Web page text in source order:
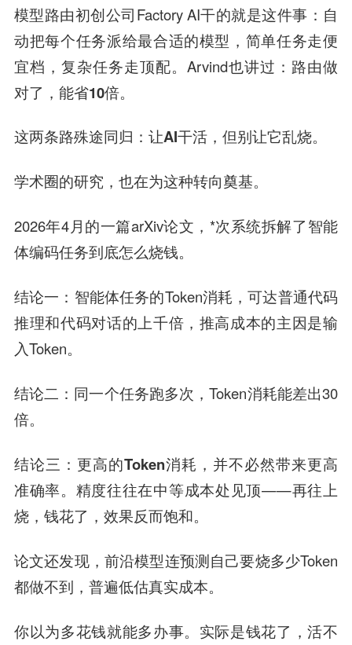
模型路由初创公司Factory AI干的就是这件事：自
动把每个任务派给最合适的模型，简单任务走便
宜档，复杂任务走顶配。Arvind也讲过： 路由做
对了，能省10倍。
这两条路殊途同归： 让AI干活，但别让它乱烧。
学术圈的研究，也在为这种转向奠基。
2026年4月的一篇arXiv论文，*次系统拆解了智能
体编码任务到底怎么烧钱。
结论一：智能体任务的Token消耗，可达普通代码
推理和代码对话的上千倍，推高成本的主因是输
入Token。
结论二 ：同一个任务跑多次，Token消耗能差出30
倍。
结论三 ： 更高的Token消耗，并不必然带来更高
准确率。精度往往在中等成本处见顶——再往上
烧，钱花了，效果反而饱和。
论文还发现，前沿模型连预测自己要烧多少Token
都做不到，普遍低估真实成本。
你以为多花钱就能多办事。实际是钱花了，活不